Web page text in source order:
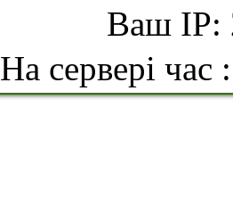
Ваш IP:
На сервері